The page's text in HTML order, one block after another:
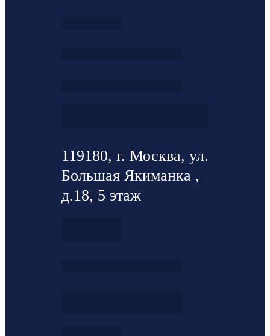
119180, г. Москва, ул.
Большая Якиманка ,
д.18, 5 этаж